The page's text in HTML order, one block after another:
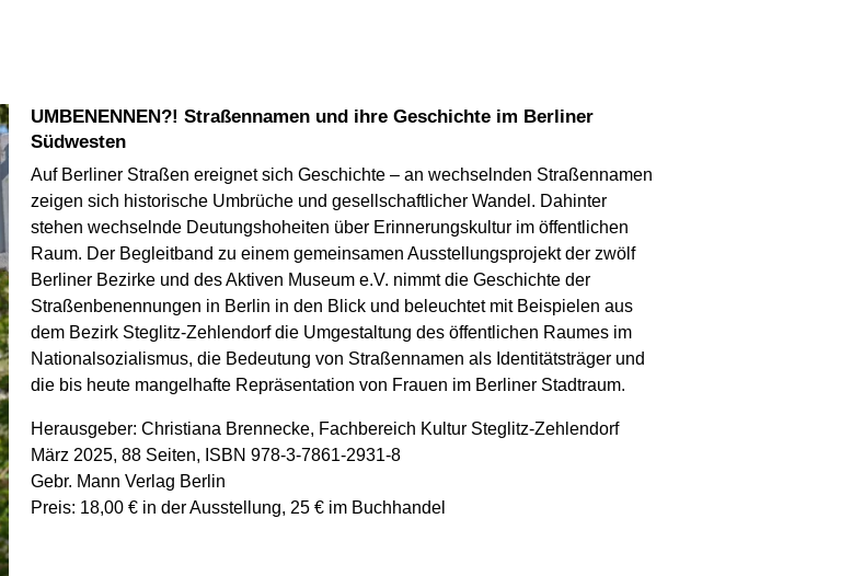
UMBENENNEN?! Straßennamen und ihre Geschichte im Berliner
Südwesten
Auf Berliner Straßen ereignet sich Geschichte – an wechselnden Straßennamen
zeigen sich historische Umbrüche und gesellschaftlicher Wandel. Dahinter
stehen wechselnde Deutungshoheiten über Erinnerungskultur im öffentlichen
Raum. Der Begleitband zu einem gemeinsamen Ausstellungsprojekt der zwölf
Berliner Bezirke und des Aktiven Museum e.V. nimmt die Geschichte der
Straßenbenennungen in Berlin in den Blick und beleuchtet mit Beispielen aus
dem Bezirk Steglitz-Zehlendorf die Umgestaltung des öffentlichen Raumes im
Nationalsozialismus, die Bedeutung von Straßennamen als Identitätsträger und
die bis heute mangelhafte Repräsentation von Frauen im Berliner Stadtraum.
Herausgeber: Christiana Brennecke, Fachbereich Kultur Steglitz-Zehlendorf
März 2025, 88 Seiten, ISBN 978-3-7861-2931-8
Gebr. Mann Verlag Berlin
Preis: 18,00 € in der Ausstellung, 25 € im Buchhandel